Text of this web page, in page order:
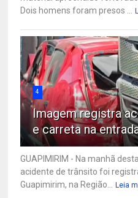
Dois homens foram presos ...
4
Imagem registra
e carreta na
GUAPIMIRIM - Na manhã
acidente de trânsito foi
Guapimirim, na Região...
Leia